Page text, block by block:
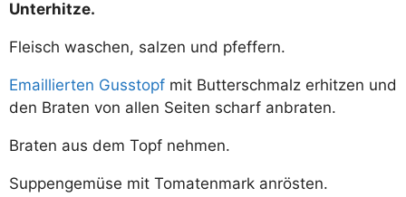
Unterhitze.
Fleisch waschen, salzen und pfeffern.
Emaillierten Gusstopf mit Butterschmalz erhitzen und
den Braten von allen Seiten scharf anbraten.
Braten aus dem Topf nehmen.
Suppengemüse mit Tomatenmark anrösten.